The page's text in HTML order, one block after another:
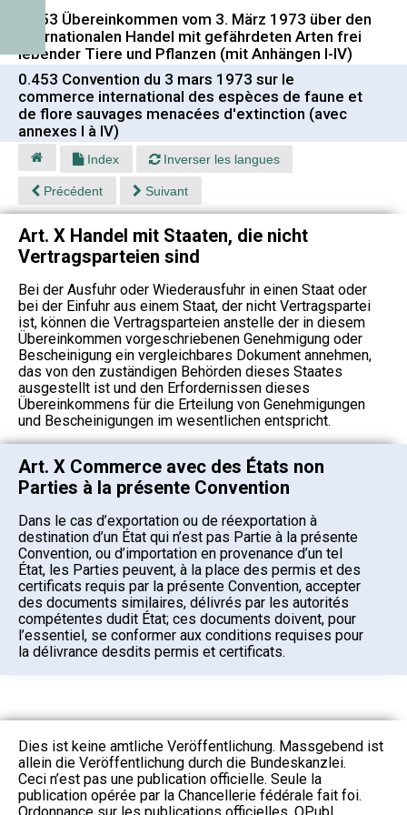
0.453 Übereinkommen vom 3. März 1973 über den
internationalen Handel mit gefährdeten Arten frei
lebender Tiere und Pflanzen (mit Anhängen I-IV)
0.453 Convention du 3 mars 1973 sur le
commerce international des espèces de faune et
de flore sauvages menacées d'extinction (avec
annexes I à IV)
Index Inverser les langues
Précédent Suivant
Art. X Handel mit Staaten, die nicht
Vertragsparteien sind
Bei der Ausfuhr oder Wiederausfuhr in einen Staat oder
bei der Einfuhr aus einem Staat, der nicht Vertragspartei
ist, können die Vertragsparteien anstelle der in diesem
Übereinkommen vorgeschriebenen Genehmigung oder
Bescheinigung ein vergleichbares Dokument annehmen,
das von den zuständigen Behörden dieses Staates
ausgestellt ist und den Erfordernissen dieses
Übereinkommens für die Erteilung von Genehmigungen
und Bescheinigungen im wesentlichen entspricht.
Art. X Commerce avec des États non
Parties à la présente Convention
Dans le cas d’exportation ou de réexportation à
destination d’un État qui n’est pas Partie à la présente
Convention, ou d’importation en provenance d’un tel
État, les Parties peuvent, à la place des permis et des
certificats requis par la présente Convention, accepter
des documents similaires, délivrés par les autorités
compétentes dudit État; ces documents doivent, pour
l’essentiel, se conformer aux conditions requises pour
la délivrance desdits permis et certificats.
Dies ist keine amtliche Veröffentlichung. Massgebend ist
allein die Veröffentlichung durch die Bundeskanzlei.
Ceci n’est pas une publication officielle. Seule la
publication opérée par la Chancellerie fédérale fait foi.
Ordonnance sur les publications officielles, OPubl.